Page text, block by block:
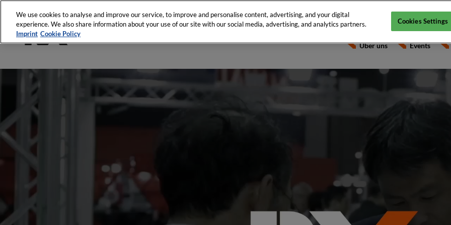
Über uns Events
We use cookies to analyse and improve our service, to improve and personalise content, advertising, and your digital
experience. We also share information about your use of our site with our social media, advertising, and analytics partners.
Imprint Cookie Policy
Cookies Settings